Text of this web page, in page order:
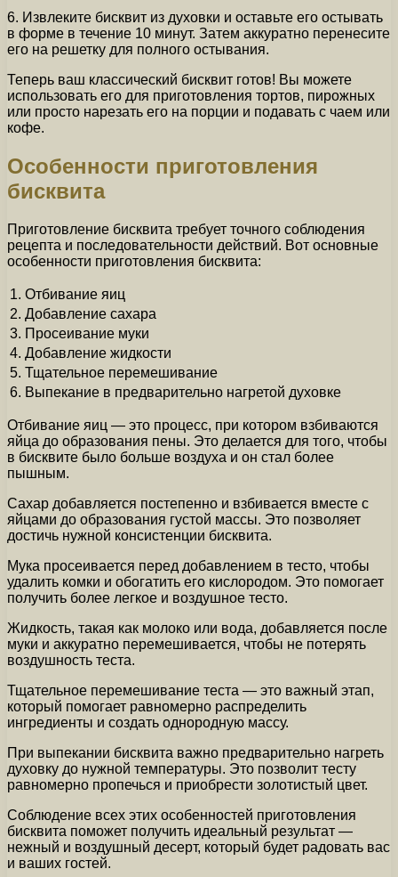
6. Извлеките бисквит из духовки и оставьте его остывать
в форме в течение 10 минут. Затем аккуратно перенесите
его на решетку для полного остывания.
Теперь ваш классический бисквит готов! Вы можете
использовать его для приготовления тортов, пирожных
или просто нарезать его на порции и подавать с чаем или
кофе.
Особенности приготовления
бисквита
Приготовление бисквита требует точного соблюдения
рецепта и последовательности действий. Вот основные
особенности приготовления бисквита:
1. Отбивание яиц
2. Добавление сахара
3. Просеивание муки
4. Добавление жидкости
5. Тщательное перемешивание
6. Выпекание в предварительно нагретой духовке
Отбивание яиц — это процесс, при котором взбиваются
яйца до образования пены. Это делается для того, чтобы
в бисквите было больше воздуха и он стал более
пышным.
Сахар добавляется постепенно и взбивается вместе с
яйцами до образования густой массы. Это позволяет
достичь нужной консистенции бисквита.
Мука просеивается перед добавлением в тесто, чтобы
удалить комки и обогатить его кислородом. Это помогает
получить более легкое и воздушное тесто.
Жидкость, такая как молоко или вода, добавляется после
муки и аккуратно перемешивается, чтобы не потерять
воздушность теста.
Тщательное перемешивание теста — это важный этап,
который помогает равномерно распределить
ингредиенты и создать однородную массу.
При выпекании бисквита важно предварительно нагреть
духовку до нужной температуры. Это позволит тесту
равномерно пропечься и приобрести золотистый цвет.
Соблюдение всех этих особенностей приготовления
бисквита поможет получить идеальный результат —
нежный и воздушный десерт, который будет радовать вас
и ваших гостей.